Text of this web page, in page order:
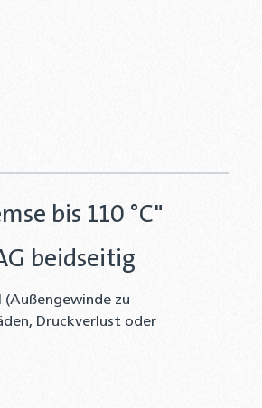
bis 110 °C"
beidseitig
(Außengewinde zu
Druckverlust oder